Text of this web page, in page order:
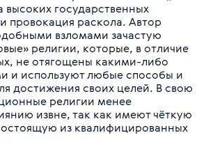
высоких государственных
провокация раскола. Автор
взломами зачастую
религии, которые, в отличие
не отягощены какими-либо
и используют любые способы и
достижения своих целей. В свою
религии менее
извне, так как имеют чёткую
из квалифицированных